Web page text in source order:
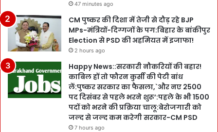
47 minutes ago
CM पुष्कर की दिशा में तेजी से दौड़ रहे BJP
MPs-मंत्रियों-दिग्गजों के पग:बिहार के बांकीपुर
Election से PSD की अहमियत में इजाफा!
2 hours ago
Happy News::सरकारी नौकरियों की बहार!
काबिल हों तो फौरन कुर्सी की पेटी बांध
लें:पुष्कर सरकार का फैसला,`और नए 2500
पद दिसंबर से पहले भरने शुरू’:पहले के भी 1500
पदों को भरने की प्रक्रिया चालू:बेरोजगारी को
जल्द से जल्द कम करेगी सरकार-CM PSD
7 hours ago